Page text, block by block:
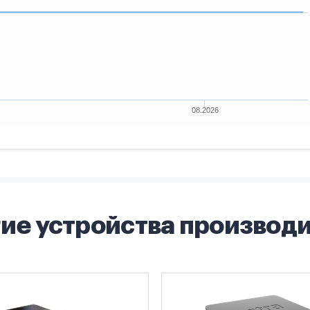
устройства